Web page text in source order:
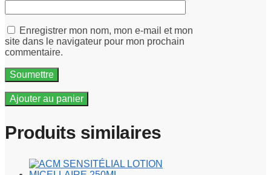
Enregistrer mon nom, mon e-mail et mon
site dans le navigateur pour mon prochain
commentaire.
Ajouter au panier
Produits similaires